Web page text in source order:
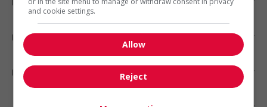
Emplois par type
Nos suggestions
and cookie settings.
Allow
Reject